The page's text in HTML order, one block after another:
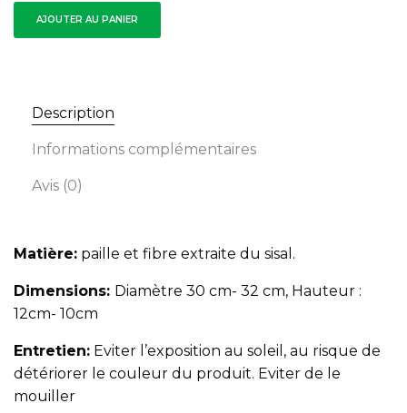
AJOUTER AU PANIER
Description
Informations complémentaires
Avis (0)
Matière: paille et fibre extraite du sisal.
Dimensions: Diamètre 30 cm- 32 cm, Hauteur :
12cm- 10cm
Entretien: Eviter l’exposition au soleil, au risque de
détériorer le couleur du produit. Eviter de le
mouiller